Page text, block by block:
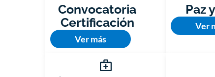
Convocatoria
Certificación
Ver más
Paz
Ver